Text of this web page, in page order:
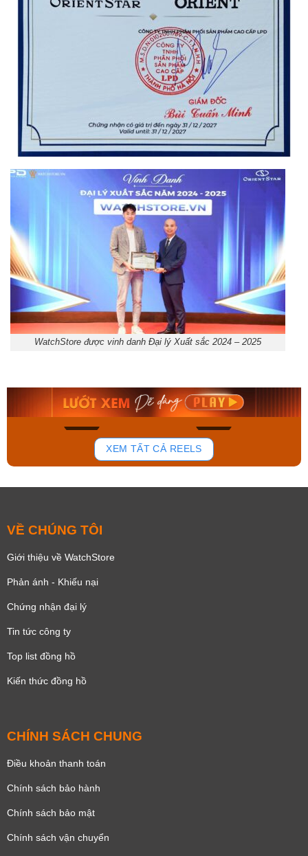
WatchStore được vinh danh Đại lý Xuất sắc 2024 – 2025
136
Mua ngay Mua ngay
XEM TẤT CẢ REELS
VỀ CHÚNG TÔI
Giới thiệu về WatchStore
Phản ánh - Khiếu nại
Chứng nhận đại lý
Tin tức công ty
Top list đồng hồ
Kiến thức đồng hồ
CHÍNH SÁCH CHUNG
Điều khoản thanh toán
Chính sách bảo hành
Chính sách bảo mật
Chính sách vận chuyển